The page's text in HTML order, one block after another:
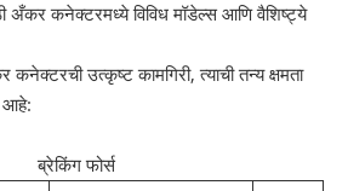
अँकर कनेक्टरमध्ये विविध मॉडेल्स आणि वैशिष्ट्ये
उत्कृष्ट कामगिरी, त्याची तन्य क्षमता
आहे:
ब्रेकिंग फोर्स